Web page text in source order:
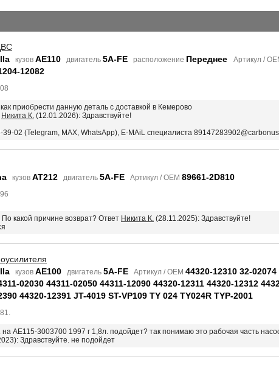
кузов AE110 двигатель 5A-FE расположение Переднее Артикул /
12082
приобрести данную деталь с доставкой в Кемерово
Никита К. (12.01.2026): Здравствуйте!
02 (Telegram, MAX, WhatsApp), E-MAiL специалиста
кузов AT212 двигатель 5A-FE Артикул / OEM 89661-2D810
какой причине возврат? Ответ Никита К. (28.11.2025): Здравствуйте!
кузов AE100 двигатель 5A-FE Артикул / OEM 44320-12310 32-
02030 44311-02050 44311-12090 44320-12311 44320-12312
44320-12391 JT-4019 ST-VP109 TY 024 TY024R TYP-2001
на AE115-3003700 1997 г 1,8л. подойдет? так понимаю это рабочая часть
Здравствуйте. не подойдет